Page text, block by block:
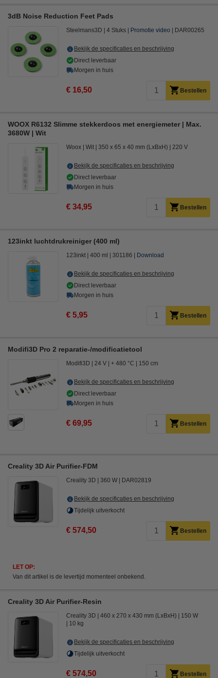
3dB Noise Reduction Feet Pads
Steelmans3D 4 Stuks Promotie video DAR00265
Bekijk de specificaties en beschrijving
Direct leverbaar
Morgen in huis
€ 16,50 Bestellen
WOOX R6132 Slimme stekkerdoos met energiemeter | Max.
3680W | Wit
Woox Wit 350 x 65 x 40 mm (LxBxH) 220 V
Bekijk de specificaties en beschrijving
Direct leverbaar
Morgen in huis
€ 34,95 Bestellen
123inkt luchtdrukreiniger (400 ml)
123inkt 400 ml 301186 Download
Bekijk de specificaties en beschrijving
Direct leverbaar
Morgen in huis
€ 5,95 Bestellen
Modifi3D Pro 2 reparatie-/modificatietool
Modifi3D 24 V + 480 °C 150 cm
Bekijk de specificaties en beschrijving
Direct leverbaar
Morgen in huis
€ 69,95 Bestellen
Creality 3D Air Purifier-FDM
Creality 3D 360 W DAR02819
Bekijk de specificaties en beschrijving
Tijdelijk uitverkocht
€ 574,50 Bestellen
LET OP:
Van dit artikel is de levertijd momenteel onbekend.
Creality 3D Air Purifier-Resin
Creality 3D 460 x 270 x 430 mm (LxBxH)
150 W
10 kg
Bekijk de specificaties en beschrijving
Tijdelijk uitverkocht
€ 574,50 Bestellen